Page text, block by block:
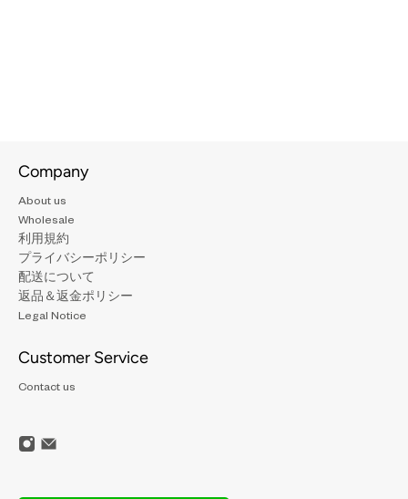
Company
About us
Wholesale
利用規約
プライバシーポリシー
配送について
返品＆返金ポリシー
Legal Notice
Customer Service
Contact us